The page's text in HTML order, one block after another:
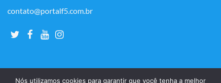
contato@portalf5.com.br
Nós utilizamos cookies para garantir que você tenha a melhor